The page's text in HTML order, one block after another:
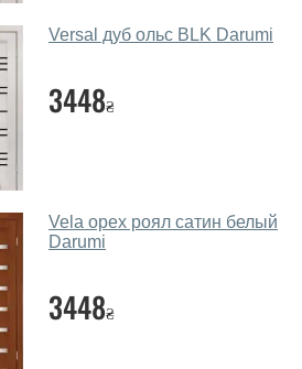
Versal дуб ольс BLK Darumi
3448₴
Vela орех роял сатин белый
Darumi
3448₴